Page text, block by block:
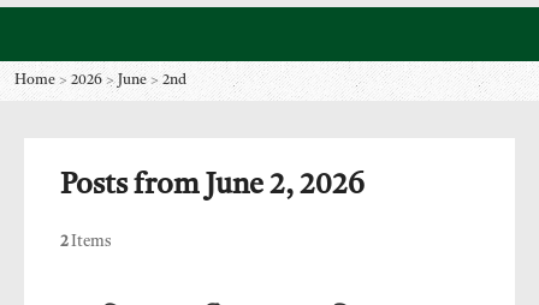
Home > 2026 >June > 2nd
Posts from June 2, 2026
2Items